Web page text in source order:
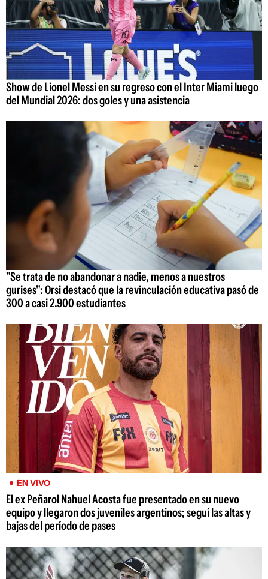
Show de Lionel Messi en su regreso con el Inter Miami luego
del Mundial 2026: dos goles y una asistencia
"Se trata de no abandonar a nadie, menos a nuestros
gurises": Orsi destacó que la revinculación educativa pasó de
300 a casi 2.900 estudiantes
EN VIVO
El ex Peñarol Nahuel Acosta fue presentado en su nuevo
equipo y llegaron dos juveniles argentinos; seguí las altas y
bajas del período de pases